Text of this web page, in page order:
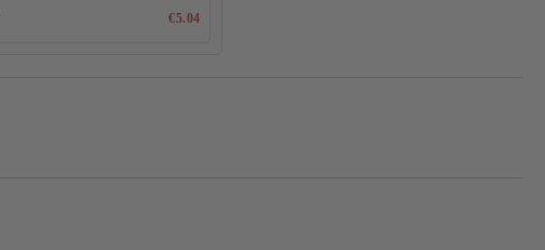
€5.04